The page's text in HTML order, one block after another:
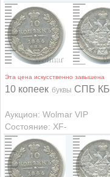
Эта цена искусственно завышена
10 копеек буквы СПБ КБ
Аукцион: Wolmar VIP
Состояние: XF-